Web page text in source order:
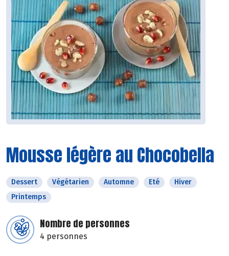
Mousse légère au Chocobella
Dessert Végétarien Automne Eté
Hiver
Printemps
Nombre de personnes
4 personnes